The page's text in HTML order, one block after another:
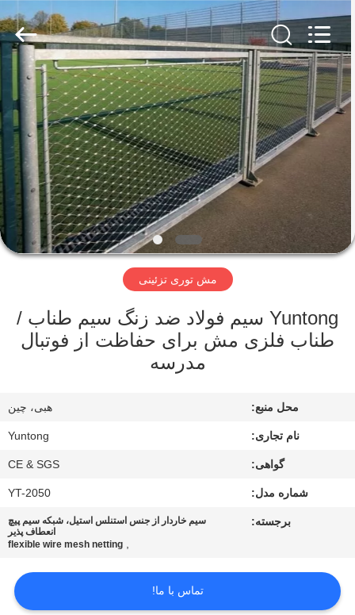
خانه
محصولات
ما
تور
کنترل
بگیرید
درخواست
2025
Mesh
Co.,
Ltd..
All
Rights
Reserved.
مش توری تزئینی
Yuntong سیم فولاد ضد زنگ سیم طناب /
طناب فلزی مش برای حفاظت از فوتبال
مدرسه
محل منبع: هبی، چین
نام تجاری: Yuntong
گواهی: CE & SGS
شماره مدل: YT-2050
برجسته:
سیم خاردار از جنس استنلس استیل، شبکه سیم پیچ
انعطاف پذیر
,
flexible wire mesh netting
تماس با ما!